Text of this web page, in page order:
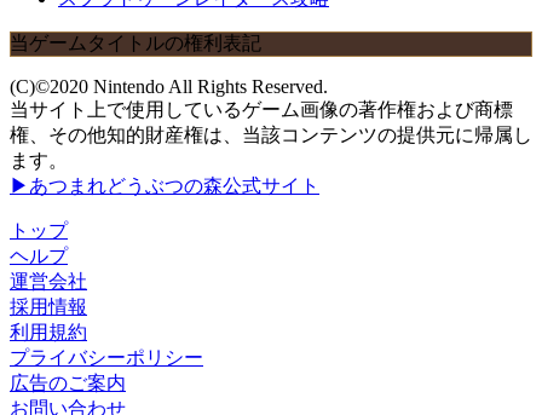
当ゲームタイトルの権利表記
(C)©2020 Nintendo All Rights Reserved.
当サイト上で使用しているゲーム画像の著作権および商標
権、その他知的財産権は、当該コンテンツの提供元に帰属し
ます。
▶あつまれどうぶつの森公式サイト
トップ
ヘルプ
運営会社
採用情報
利用規約
プライバシーポリシー
広告のご案内
お問い合わせ